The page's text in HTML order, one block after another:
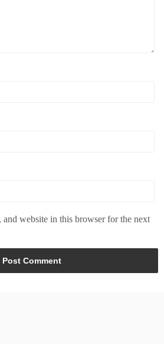
and website in this browser for the next